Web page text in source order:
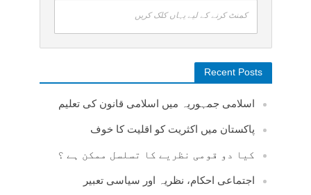
کمنٹ کرنے کے لیے یہاں کلک کریں
Recent Posts
اسلامی جمہوریہ میں اسلامی قانون کی تعلیم
پاکستان میں اکثریت کو اقلیت کا خوف
کیا دو قومی نظریے کا تسلسل ممکن ہے ؟
اجتماعی احکام، نظریہ اور سیاسی تعبیر